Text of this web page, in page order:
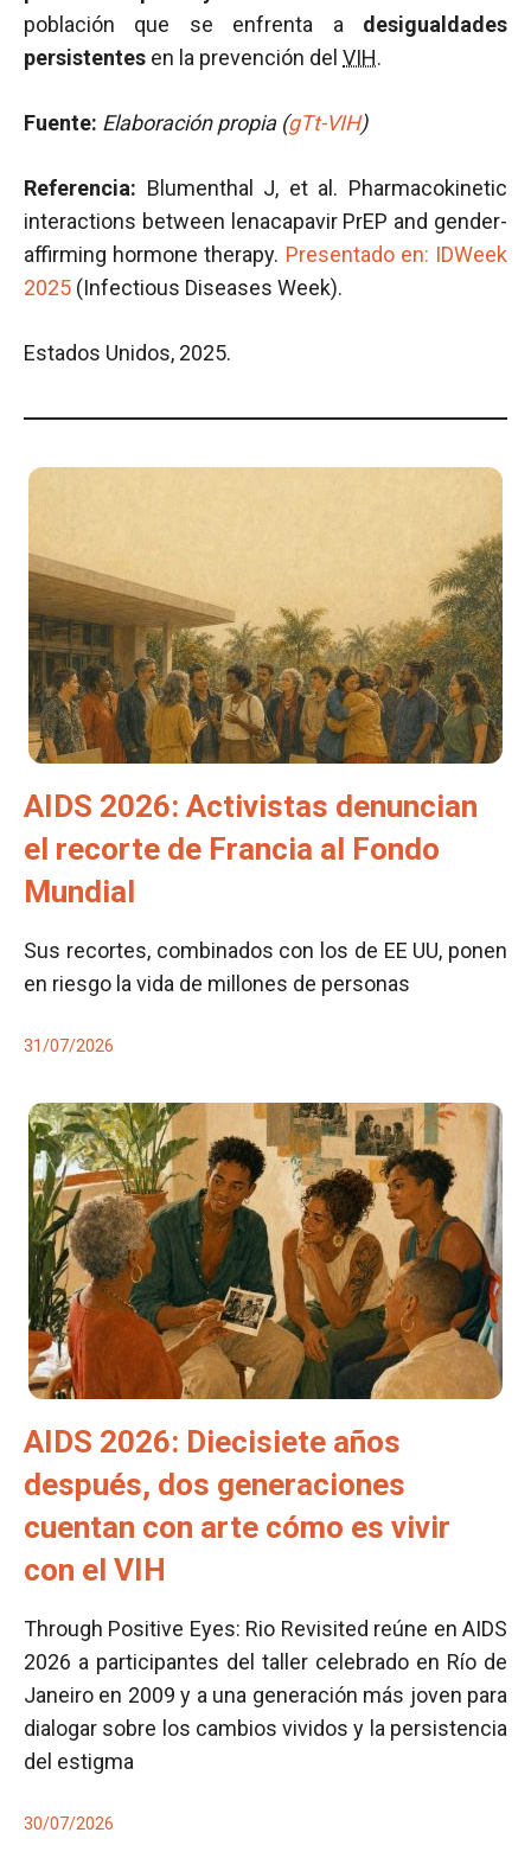
población que se enfrenta a desigualdades
persistentes en la prevención del VIH.
Fuente: Elaboración propia (gTt-VIH)
Referencia: Blumenthal J, et al. Pharmacokinetic
interactions between lenacapavir PrEP and gender-
affirming hormone therapy. Presentado en: IDWeek
2025 (Infectious Diseases Week).
Estados Unidos, 2025.
AIDS 2026: Activistas denuncian
el recorte de Francia al Fondo
Mundial
Sus recortes, combinados con los de EE UU, ponen
en riesgo la vida de millones de personas
31/07/2026
AIDS 2026: Diecisiete años
después, dos generaciones
cuentan con arte cómo es vivir
con el VIH
Through Positive Eyes: Rio Revisited reúne en AIDS
2026 a participantes del taller celebrado en Río de
Janeiro en 2009 y a una generación más joven para
dialogar sobre los cambios vividos y la persistencia
del estigma
30/07/2026